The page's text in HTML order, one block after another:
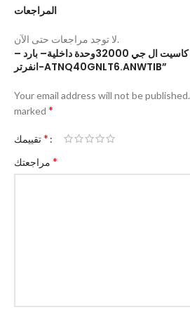
المراجعات
لا توجد مراجعات حتى الآن.
كن أول من يراجع “مكيف كاسيت ال جي 32000وحدة داخلية– بارد –
انفرتر-ATNQ40GNLT6.ANWTIB”
Your email address will not be published.
marked *
*
*